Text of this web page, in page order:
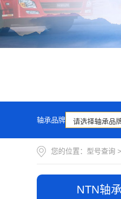
轴承品牌
您的位置： 型号查询 >
NTN轴承